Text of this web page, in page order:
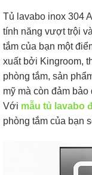
Tủ lavabo inox 304
tính năng vượt trội
tắm của bạn một
xuất bởi Kingroom,
phòng tắm, sản
mỹ mà còn đảm
Với mẫu tủ lavabo
phòng tắm của bạn